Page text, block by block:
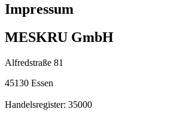
Impressum
MESKRU GmbH
Alfredstraße 81
45130 Essen
Handelsregister: 35000